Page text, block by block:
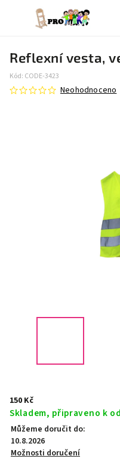
Reflexní vesta,
Kód: CODE-3423
Neohodnoceno
150 Kč
Skladem, připraveno k
Můžeme doručit do:
10.8.2026
Možnosti doručení